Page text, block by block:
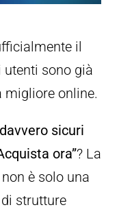
il
utenti sono già
migliore online.
sicuri
ora”? La
è solo una
strutture